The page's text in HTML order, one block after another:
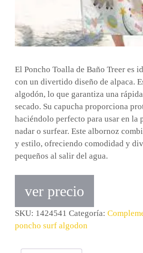
El Poncho Toalla de Baño Treer es
con un divertido diseño de alpaca.
algodón, lo que garantiza una
secado. Su capucha proporciona
haciéndolo perfecto para usar en la
nadar o surfear. Este albornoz
y estilo, ofreciendo comodidad y
pequeños al salir del agua.
ver precio
SKU: 1424541 Categoría:
poncho surf algodon